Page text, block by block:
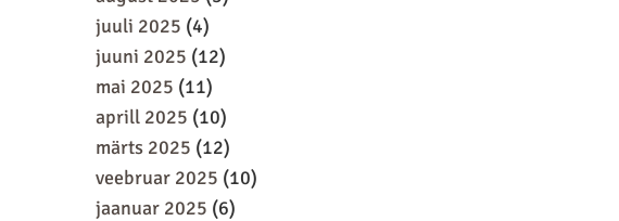
juuli 2025 (4)
juuni 2025 (12)
mai 2025 (11)
aprill 2025 (10)
märts 2025 (12)
veebruar 2025 (10)
jaanuar 2025 (6)